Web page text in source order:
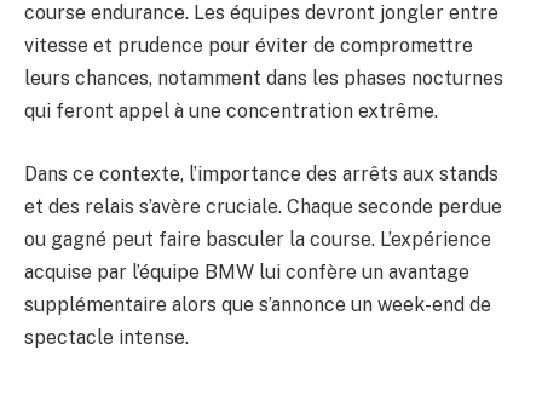
course endurance. Les équipes devront jongler entre
vitesse et prudence pour éviter de compromettre
leurs chances, notamment dans les phases nocturnes
qui feront appel à une concentration extrême.
Dans ce contexte, l’importance des arrêts aux stands
et des relais s’avère cruciale. Chaque seconde perdue
ou gagné peut faire basculer la course. L’expérience
acquise par l’équipe BMW lui confère un avantage
supplémentaire alors que s’annonce un week-end de
spectacle intense.